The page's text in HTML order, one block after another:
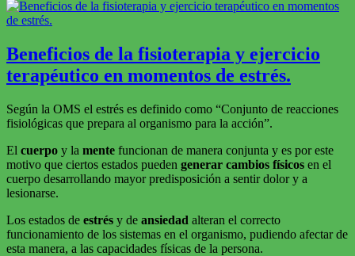
Beneficios de la fisioterapia y ejercicio
terapéutico en momentos de estrés.
Según la OMS el estrés es definido como “Conjunto de reacciones
fisiológicas que prepara al organismo para la acción”.
El cuerpo y la mente funcionan de manera conjunta y es por este
motivo que ciertos estados pueden generar cambios físicos en el
cuerpo desarrollando mayor predisposición a sentir dolor y a
lesionarse.
Los estados de estrés y de ansiedad alteran el correcto
funcionamiento de los sistemas en el organismo, pudiendo afectar de
esta manera, a las capacidades físicas de la persona.